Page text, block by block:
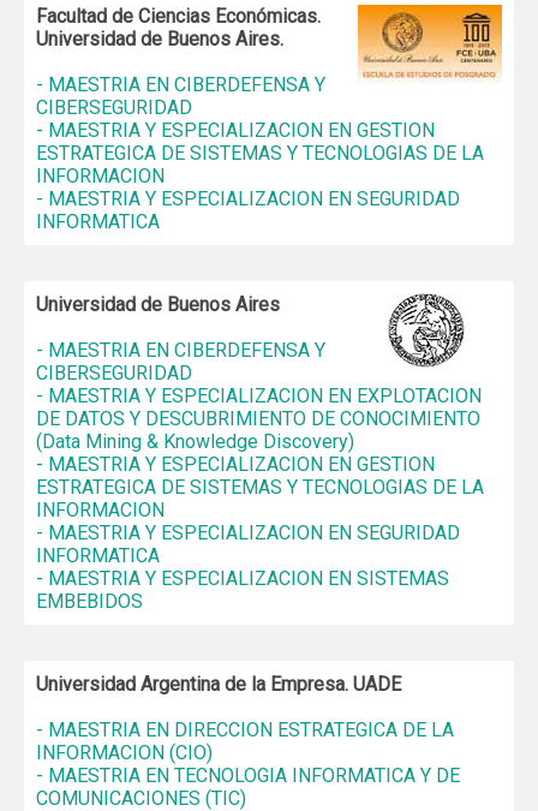
Facultad de Ciencias Económicas.
Universidad de Buenos Aires.
- MAESTRIA EN CIBERDEFENSA Y
CIBERSEGURIDAD
- MAESTRIA Y ESPECIALIZACION EN GESTION
ESTRATEGICA DE SISTEMAS Y TECNOLOGIAS DE LA
INFORMACION
- MAESTRIA Y ESPECIALIZACION EN SEGURIDAD
INFORMATICA
Universidad de Buenos Aires
- MAESTRIA EN CIBERDEFENSA Y
CIBERSEGURIDAD
- MAESTRIA Y ESPECIALIZACION EN EXPLOTACION
DE DATOS Y DESCUBRIMIENTO DE CONOCIMIENTO
(Data Mining & Knowledge Discovery)
- MAESTRIA Y ESPECIALIZACION EN GESTION
ESTRATEGICA DE SISTEMAS Y TECNOLOGIAS DE LA
INFORMACION
- MAESTRIA Y ESPECIALIZACION EN SEGURIDAD
INFORMATICA
- MAESTRIA Y ESPECIALIZACION EN SISTEMAS
EMBEBIDOS
Universidad Argentina de la Empresa. UADE
- MAESTRIA EN DIRECCION ESTRATEGICA DE LA
INFORMACION (CIO)
- MAESTRIA EN TECNOLOGIA INFORMATICA Y DE
COMUNICACIONES (TIC)